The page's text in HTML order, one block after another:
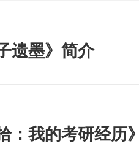
遗墨》简介
：我的考研经历